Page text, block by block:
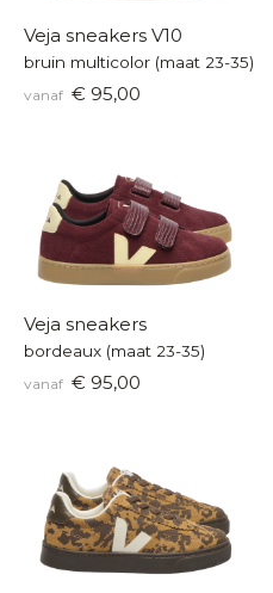
Veja sneakers V10
bruin multicolor (maat 23-35)
vanaf € 95,00
Veja sneakers
bordeaux (maat 23-35)
vanaf € 95,00